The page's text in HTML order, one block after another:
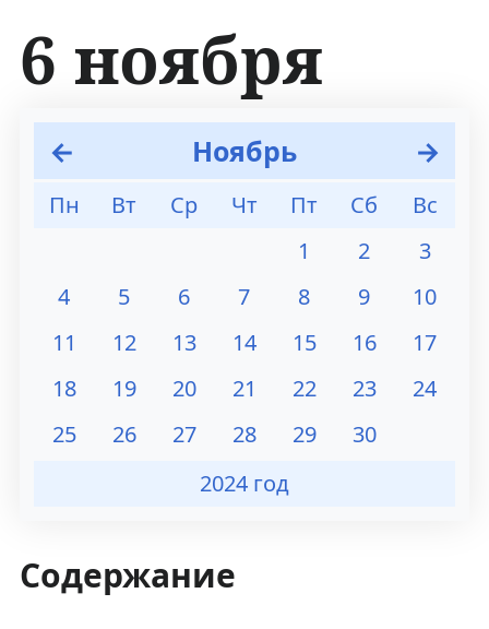
6 ноября
П
в
П
и
← →
Ноябрь
Пн Вт Ср Чт Пт Сб
Вс
1
2
3
4
5 6 7 8 9
10
11
12 13 14 15 16
17
18
19 20 21 22 23
24
25
26 27 28 29
30
2024 год
Содержание